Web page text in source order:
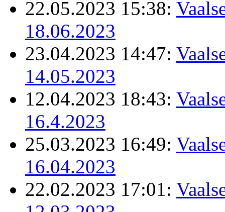
22.05.2023 15:38:
18.06.2023
23.04.2023 14:47:
14.05.2023
12.04.2023 18:43:
16.4.2023
25.03.2023 16:49:
16.04.2023
22.02.2023 17:01: